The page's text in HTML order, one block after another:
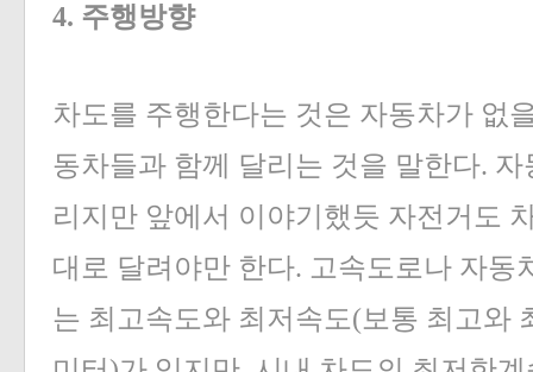
4. 주행방향
차도를 주행한다는 것은 자동차가 없
동차들과 함께 달리는 것을 말한다.
리지만 앞에서 이야기했듯 자전거도
대로 달려야만 한다. 고속도로나 자동
는 최고속도와 최저속도(보통 최고와